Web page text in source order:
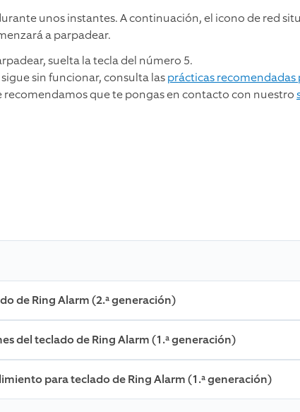
unos instantes. A continuación, el icono de red
a parpadear.
suelta la tecla del número 5.
sin funcionar, consulta lasprácticas
recomendamos que te pongas en contacto con nuestro
de Ring Alarm (2.ª generación)
del teclado de Ring Alarm (1.ª generación)
para teclado de Ring Alarm (1.ª generación)